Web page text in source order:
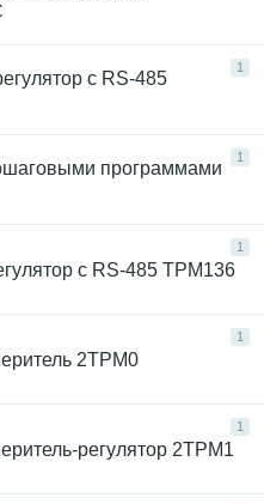
1
с RS-485
1
программами
1
с RS-485 ТРМ136
1
2ТРМ0
1
регулятор 2ТРМ1